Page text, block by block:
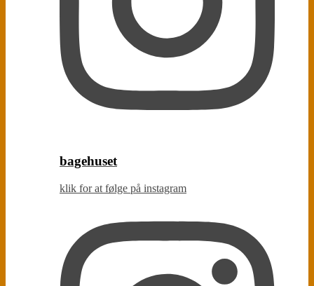
bagehuset
klik for at følge på instagram